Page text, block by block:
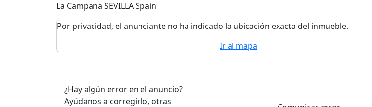
La Campana SEVILLA Spain
Por privacidad, el anunciante no ha indicado la ubicación exacta del inmueble.
Ir al mapa
¿Hay algún error en el anuncio?
Ayúdanos a corregirlo, otras